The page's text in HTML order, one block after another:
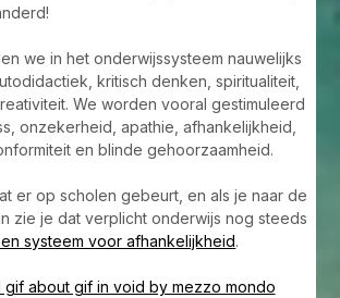
we in het onderwijssysteem nauwelijks
kritisch denken, spiritualiteit,
We worden vooral gestimuleerd
onzekerheid, apathie, afhankelijkheid,
en blinde gehoorzaamheid.
er op scholen gebeurt, en als je naar de
zie je dat verplicht onderwijs nog steeds
systeem voor afhankelijkheid.